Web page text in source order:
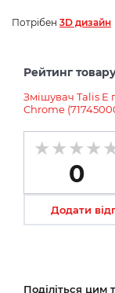
Потрібен 3D дизайн
Рейтинг
Змішувач Talis E
Chrome
0
Додати
Поділіться цим